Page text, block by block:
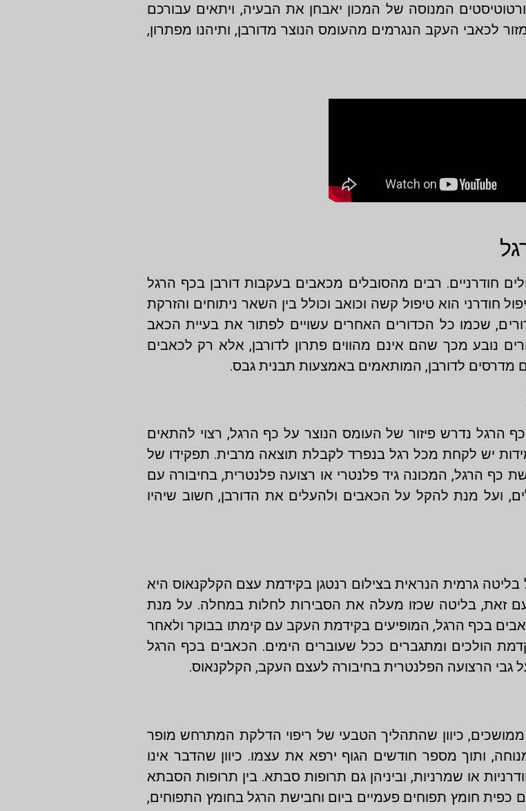
המנוסה של המכון יאבחן את הבעיה, ויתאים עבורכם
לכאבי העקב הנגרמים מהעומס הנוצר מדורבן, ותיהנו מפתרון,
חודרניים. רבים מהסובלים מכאבים בעקבות דורבן בכף הרגל
חודרני הוא טיפול קשה וכואב וכולל בין השאר ניתוחים והזרקת
שכמו כל הכדורים האחרים עשויים לפתור את בעיית הכאב
נובע מכך שהם אינם מהווים פתרון לדורבן, אלא רק לכאבים
מדרסים לדורבן, המותאמים באמצעות תבנית גבס.
הרגל נדרש פיזור של העומס הנוצר על כף הרגל, רצוי להתאים
יש לקחת מכל רגל בנפרד לקבלת תוצאה מרבית. תפקידו של
הרגל, המכונה גיד פלנטרי או רצועה פלנטרית, בחיבורה עם
ועל מנת להקל על הכאבים ולהעלים את הדורבן, חשוב שיהיו
גרמית הנראית בצילום רנטגן בקידמת עצם הקלקנאוס היא
עם זאת, בליטה שכזו מעלה את הסבירות לחלות במחלה. על מנת
בכף הרגל, המופיעים בקידמת העקב עם קימתו בבוקר ולאחר
הולכים ומתגברים ככל שעוברים הימים. הכאבים בכף הרגל
גבי הרצועה הפלנטרית בחיבורה לעצם העקב, הקלקנאוס.
כיוון שהתהליך הטבעי של ריפוי הדלקת המתרחש מופר
ותוך מספר חודשים הגוף ירפא את עצמו. כיוון שהדבר אינו
או שמרניות, וביניהן גם תרופות סבתא. בין תרופות הסבתא
חומץ תפוחים פעמיים ביום וחבישת הרגל בחומץ התפוחים,